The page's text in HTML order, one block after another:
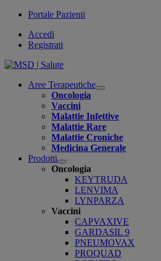
Portale Pazienti
Accedi
Registrati
Aree Terapeutiche
Open
Oncologia
Vaccini
Malattie Infettive
Malattie Rare
Malattie Croniche
Medicina Generale
Prodotti
Open
submenu
Oncologia
KEYTRUDA
LENVIMA
LYNPARZA
Vaccini
CAPVAXIVE
GARDASIL 9
PNEUMOVAX
PROQUAD